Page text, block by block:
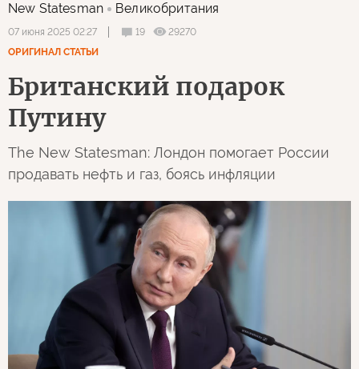
New Statesman Великобритания
07 июня 2025 02:27 19
29270
ОРИГИНАЛ СТАТЬИ
Британский подарок
Путину
The New Statesman: Лондон помогает России
продавать нефть и газ, боясь инфляции